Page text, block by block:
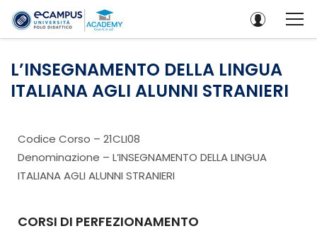
L’INSEGNAMENTO DELLA LINGUA
ITALIANA AGLI ALUNNI STRANIERI
Codice Corso – 21CLI08
Denominazione – L’INSEGNAMENTO DELLA LINGUA
ITALIANA AGLI ALUNNI STRANIERI
CORSI DI PERFEZIONAMENTO